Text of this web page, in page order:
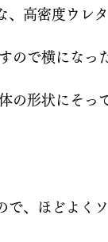
高密度ウレ
ので横になっ
の形状にそっ
、ほどよくソ